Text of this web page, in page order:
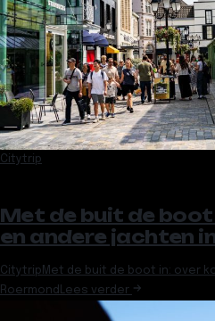
Citytrip
Met de buit de boot
en andere jachten
Citytrip Met de buit de boot in: over
Roermond Lees verder